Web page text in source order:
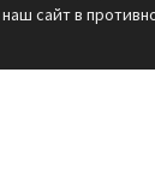
сайт в